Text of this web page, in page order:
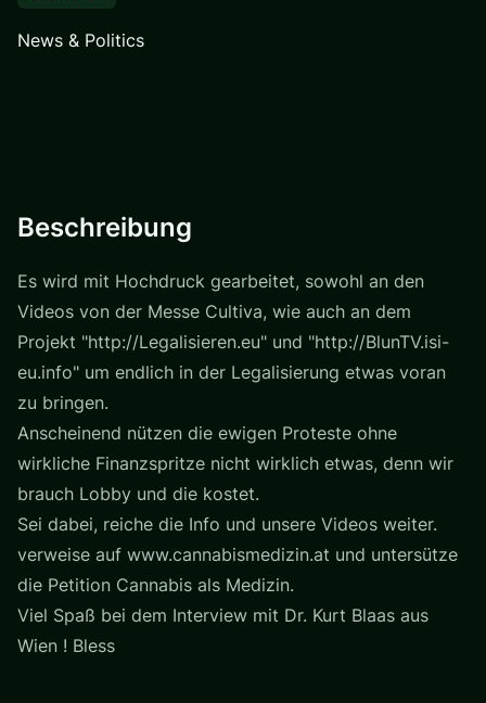
News & Politics
Beschreibung
Es wird mit Hochdruck gearbeitet, sowohl an den
Videos von der Messe Cultiva, wie auch an dem
Projekt "http://Legalisieren.eu" und "http://BlunTV.isi-
eu.info" um endlich in der Legalisierung etwas voran
zu bringen.
Anscheinend nützen die ewigen Proteste ohne
wirkliche Finanzspritze nicht wirklich etwas, denn wir
brauch Lobby und die kostet.
Sei dabei, reiche die Info und unsere Videos weiter.
verweise auf www.cannabismedizin.at und untersütze
die Petition Cannabis als Medizin.
Viel Spaß bei dem Interview mit Dr. Kurt Blaas aus
Wien ! Bless